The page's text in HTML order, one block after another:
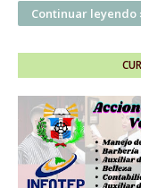
Continuar leyendo